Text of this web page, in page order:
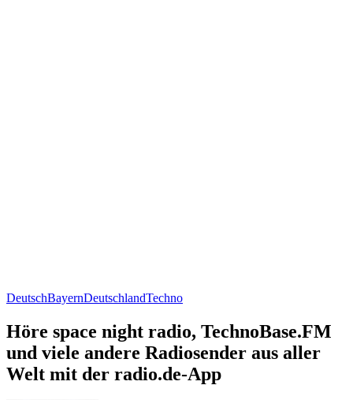
DeutschBayernDeutschlandTechno
Höre space night radio, TechnoBase.FM
und viele andere Radiosender aus aller
Welt mit der radio.de-App